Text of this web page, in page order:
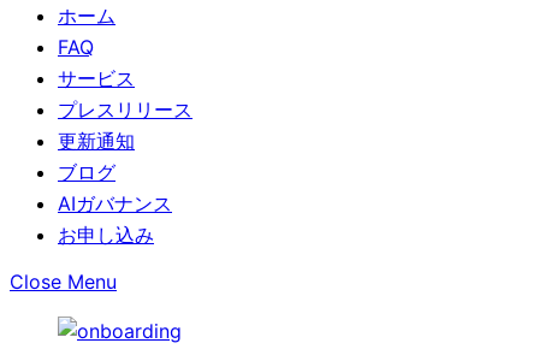
ホーム
FAQ
サービス
プレスリリース
更新通知
ブログ
AIガバナンス
お申し込み
Close Menu